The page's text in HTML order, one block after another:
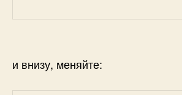
и внизу, меняйте: